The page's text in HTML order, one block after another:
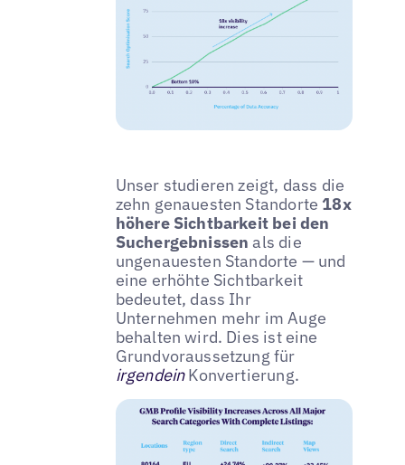
Unser studieren zeigt, dass die
zehn genauesten Standorte 18x
höhere Sichtbarkeit bei den
Suchergebnissen als die
ungenauesten Standorte — und
eine erhöhte Sichtbarkeit
bedeutet, dass Ihr
Unternehmen mehr im Auge
behalten wird. Dies ist eine
Grundvoraussetzung für
irgendeinKonvertierung.